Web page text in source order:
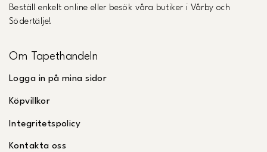
Beställ enkelt online eller besök våra butiker i Vårby och
Södertälje!
Om Tapethandeln
Logga in på mina sidor
Köpvillkor
Integritetspolicy
Kontakta oss